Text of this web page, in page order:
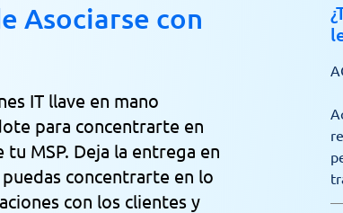
Asociarse con
IT llave en mano
para concentrarte en
MSP. Deja la entrega en
concentrarte en lo
con los clientes y